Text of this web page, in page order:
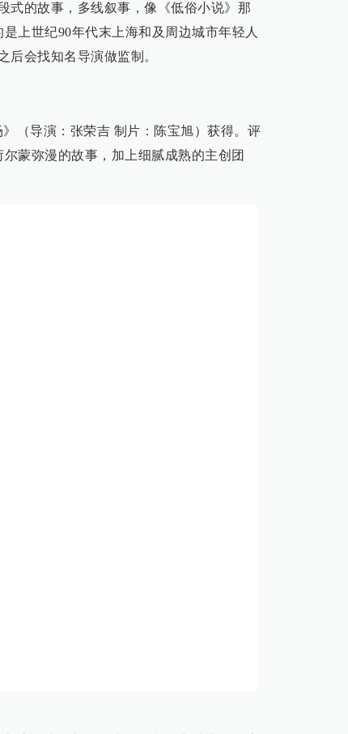
式的故事，多线叙事，像《低俗小说》那
上世纪90年代末上海和及周边城市年轻人
后会找知名导演做监制。
（导演：张荣吉 制片：陈宝旭）获得。评
蒙弥漫的故事，加上细腻成熟的主创团